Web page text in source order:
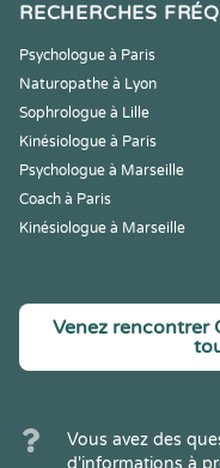
RECHERCHES
Psychologue à Paris
Naturopathe à Lyon
Sophrologue à Lille
Kinésiologue à Paris
Psychologue à Marseille
Coach à Paris
Kinésiologue à Marseille
Venez rencontrer
Vous avez des
d'informations à